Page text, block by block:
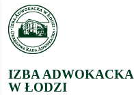
IZBA ADWOKACKA
W ŁODZI